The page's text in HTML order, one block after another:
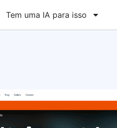
Tem uma IA para isso